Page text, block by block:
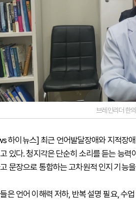
브레인리더 한
하이뉴스] 최근 언어발달장애와 지적장애
있다. 청지각은 단순히 소리를 듣는 능
문장으로 통합하는 고차원적 인지 기능
은 언어 이해력 저하, 반복 설명 필요, 수